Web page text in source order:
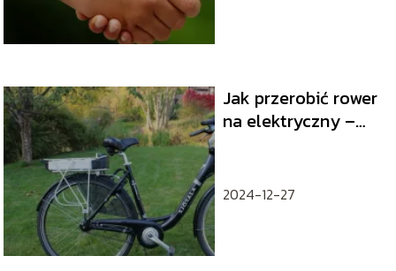
Jak przerobić rower
na elektryczny –
2024-12-27